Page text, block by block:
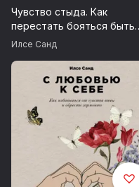
Чувство стыда. Как
перестать бояться быть
неправильно воспринятым
Илсе Санд